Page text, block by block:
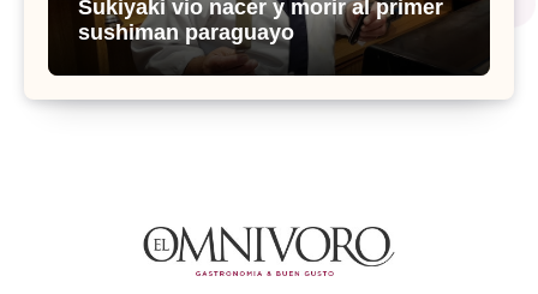
Sukiyaki vio nacer y morir al primer
sushiman paraguayo